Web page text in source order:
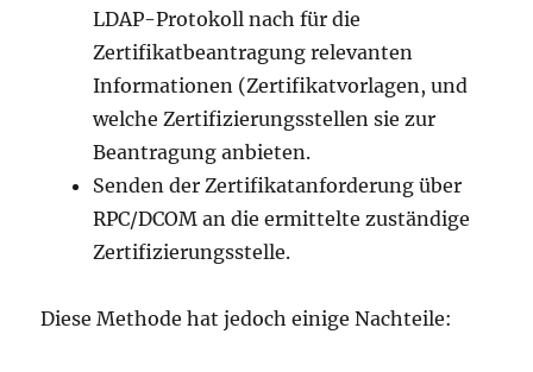
LDAP-Protokoll nach für die
Zertifikatbeantragung relevanten
Informationen (Zertifikatvorlagen, und
welche Zertifizierungsstellen sie zur
Beantragung anbieten.
Senden der Zertifikatanforderung über
RPC/DCOM an die ermittelte zuständige
Zertifizierungsstelle.
Diese Methode hat jedoch einige Nachteile: